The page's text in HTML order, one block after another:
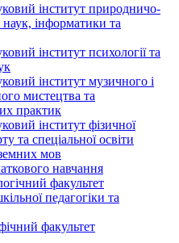
інститут природничо-
інформатики та
інститут психології та
інститут музичного і
мистецтва та
практик
інститут фізичної
та спеціальної освіти
мов
навчання
факультет
педагогіки та
факультет